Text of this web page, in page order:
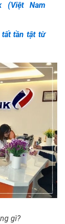
(Việt Nam
tất tần tật từ
gì?